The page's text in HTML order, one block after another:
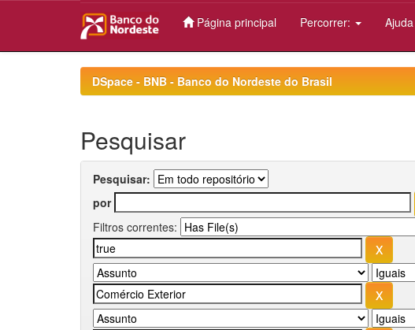
Página principal Percorrer: Ajuda
DSpace - BNB - Banco do Nordeste do Brasil
Pesquisar
Pesquisar:
por
Filtros correntes: